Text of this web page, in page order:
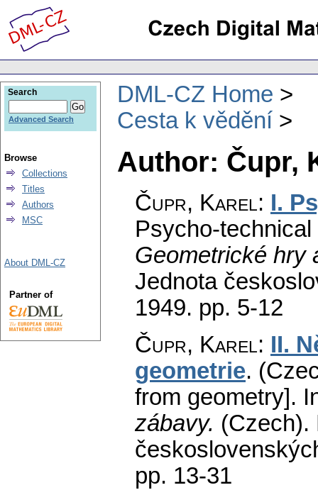
DML-CZ Home
Cesta k vědění
Author: Čupr,
Čupr, Karel: I.
Psycho-
Geometrické hry
Jednota
1949. pp. 5-12
Čupr, Karel: II.
geometrie.
from geometry].
zábavy. (Czech).
pp. 13-31
Search
Advanced Search
Browse
Collections
Titles
Authors
MSC
About DML-CZ
Partner of